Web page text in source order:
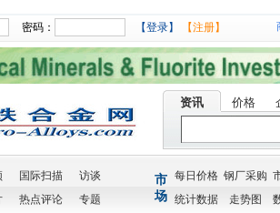
密码： 【登录】 【注册】
资讯 价格
国际扫描
访谈
热点评论 专题
市
场
每日价格 钢厂采购
统计数据
走势图